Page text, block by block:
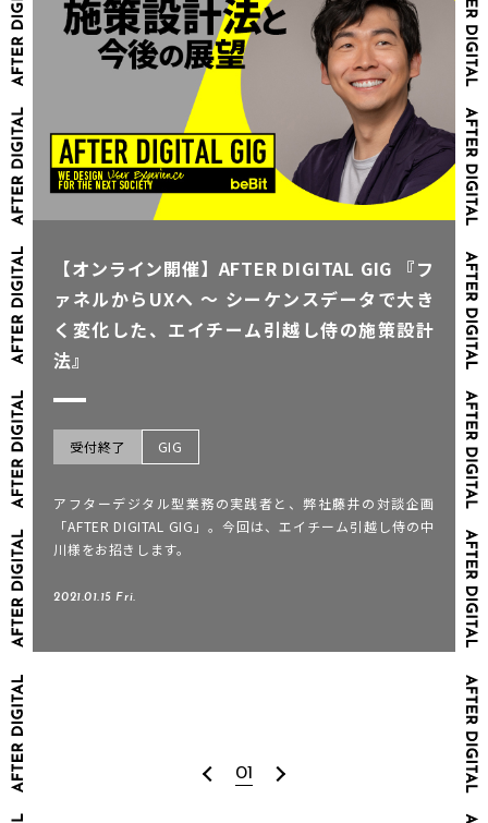
【オンライン開催】AFTER DIGITAL GIG 『フ
ァネルからUXへ ～ シーケンスデータで大き
く変化した、エイチーム引越し侍の施策設計
法』
受付終了 GIG
アフターデジタル型業務の実践者と、弊社藤井の対談企画
「AFTER DIGITAL GIG」。今回は、エイチーム引越し侍の中
川様をお招きします。
2021.01.15 Fri.
01